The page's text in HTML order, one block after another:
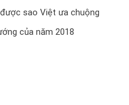
sao Việt ưa chuộng
của năm 2018